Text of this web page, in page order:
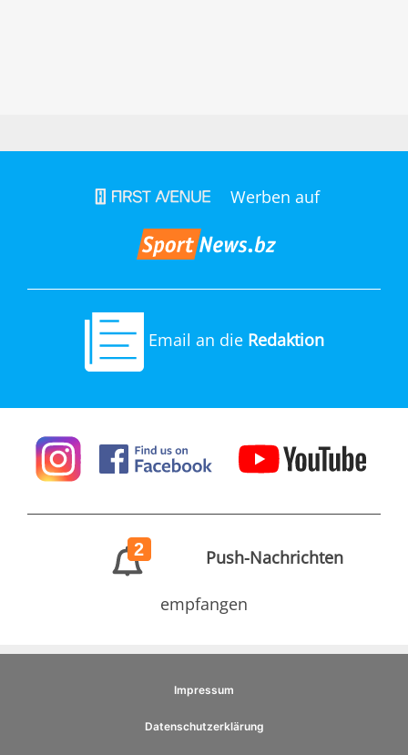
Werben auf
Email an die Redaktion
2 Push-Nachrichten
empfangen
Impressum
Datenschutzerklärung